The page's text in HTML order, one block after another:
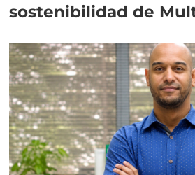
sostenibilidad de